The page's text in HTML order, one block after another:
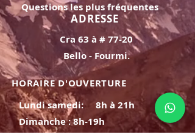
Questions les plus fréquentes
ADRESSE
Cra 63 à # 77-20
Bello - Fourmi.
HORAIRE D'OUVERTURE
Lundi samedi:
8h à 21h
Dimanche : 8h-19h